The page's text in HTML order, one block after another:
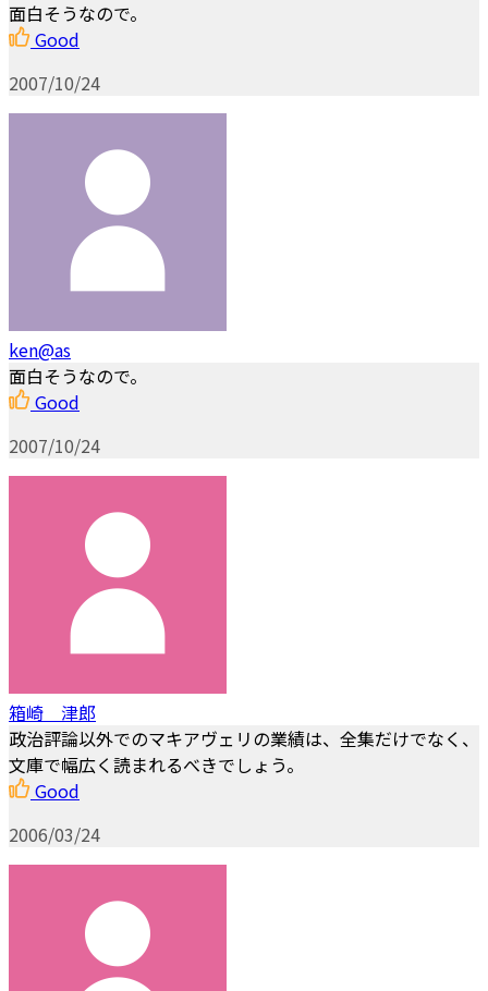
面白そうなので。
Good
2007/10/24
ken@as
面白そうなので。
Good
2007/10/24
箱崎 津郎
政治評論以外でのマキアヴェリの業績は、全集だけでなく、
文庫で幅広く読まれるべきでしょう。
Good
2006/03/24